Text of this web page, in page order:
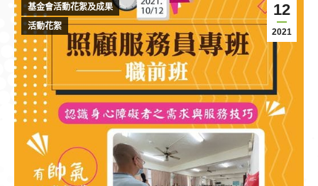
12
2021
基金會活動花絮及成果
活動花絮